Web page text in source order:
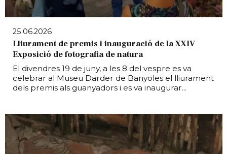
25.06.2026
Lliurament de premis i inauguració de la XXIV
Exposició de fotografia de natura
El divendres 19 de juny, a les 8 del vespre es va
celebrar al Museu Darder de Banyoles el lliurament
dels premis als guanyadors i es va inaugurar...